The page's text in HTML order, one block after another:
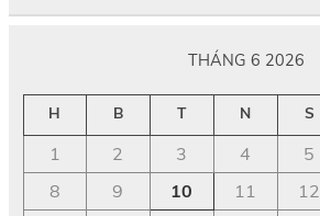
THÁNG 6 2026
H B T N S
1 2 3 4 5
8
9 10 11 12